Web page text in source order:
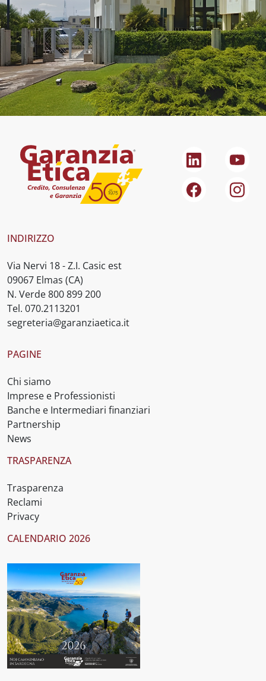
Linkedin
Facebook
INDIRIZZO
Via Nervi 18 - Z.I. Casic est
09067 Elmas (CA)
N. Verde 800 899 200
Tel. 070.2113201
segreteria@garanziaetica.it
PAGINE
Chi siamo
Imprese e Professionisti
Banche e Intermediari finanziari
Partnership
News
TRASPARENZA
Trasparenza
Reclami
Privacy
CALENDARIO 2026